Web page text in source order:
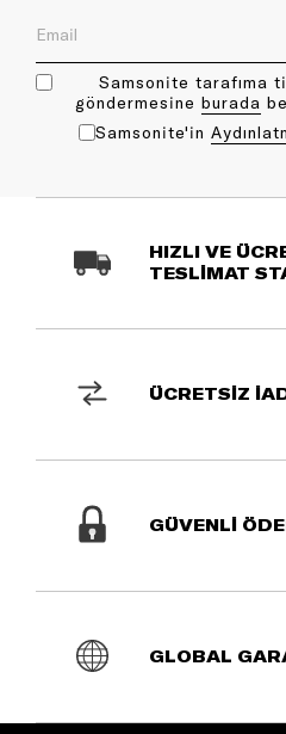
Samsonite tarafıma
göndermesine bu rada
Samsonite'in
HIZLI VE
TESLİMAT
ÜCRETSİZ
GÜVENLİ
GLOBAL